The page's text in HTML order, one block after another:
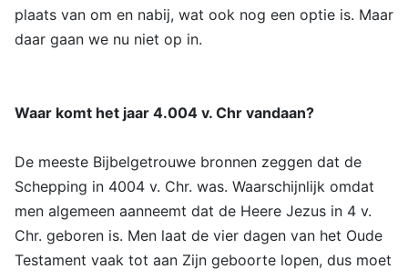
plaats van om en nabij, wat ook nog een optie is. Maar
daar gaan we nu niet op in.
Waar komt het jaar 4.004 v. Chr vandaan?
De meeste Bijbelgetrouwe bronnen zeggen dat de
Schepping in 4004 v. Chr. was. Waarschijnlijk omdat
men algemeen aanneemt dat de Heere Jezus in 4 v.
Chr. geboren is. Men laat de vier dagen van het Oude
Testament vaak tot aan Zijn geboorte lopen, dus moet